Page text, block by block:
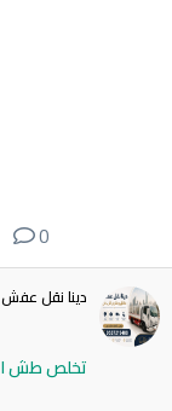
0
دينا نقل عفش داخل
تخلص طش